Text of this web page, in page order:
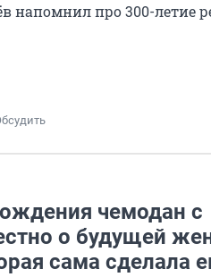
напомнил про 300-летие
чемодан с
о будущей
сама сделала